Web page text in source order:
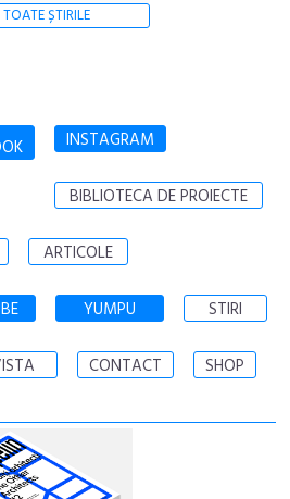
TOATE ȘTIRILE
INSTAGRAM
BIBLIOTECA DE PROIECTE
ARTICOLE
YUMPU STIRI
CONTACT SHOP